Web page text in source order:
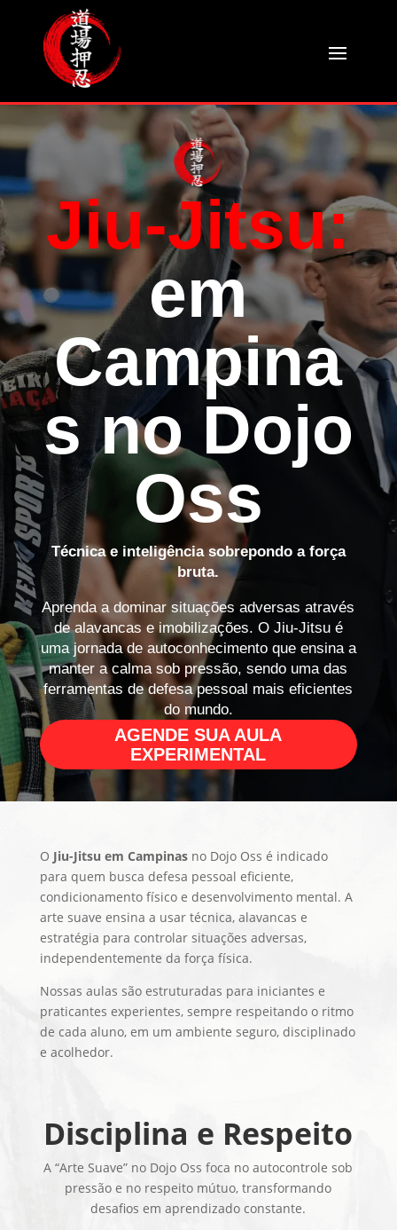
Jiu-Jitsu:
em
Campina
s no Dojo
Oss
Técnica e inteligência sobrepondo a força
bruta.
Aprenda a dominar situações adversas através
de alavancas e imobilizações. O Jiu-Jitsu é
uma jornada de autoconhecimento que ensina a
manter a calma sob pressão, sendo uma das
ferramentas de defesa pessoal mais eficientes
do mundo.
AGENDE SUA AULA
EXPERIMENTAL
O Jiu-Jitsu em Campinasno Dojo Oss é indicado
para quem busca defesa pessoal eficiente,
condicionamento físico e desenvolvimento mental. A
arte suave ensina a usar técnica, alavancas e
estratégia para controlar situações adversas,
independentemente da força física.
Nossas aulas são estruturadas para iniciantes e
praticantes experientes, sempre respeitando o ritmo
de cada aluno, em um ambiente seguro, disciplinado
e acolhedor.
Disciplina e Respeito
A “Arte Suave” no Dojo Oss foca no autocontrole sob
pressão e no respeito mútuo, transformando
desafios em aprendizado constante.